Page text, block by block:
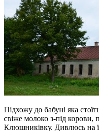
Підхожу до бабуні яка
свіже молоко з-під корови,
Клюшниківку. Дивлюсь на